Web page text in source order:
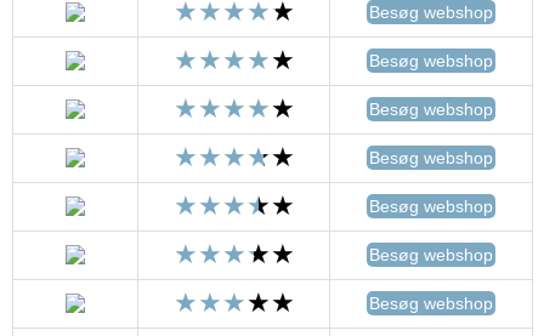
Besøg webshop
Besøg webshop
Besøg webshop
Besøg webshop
Besøg webshop
Besøg webshop
Besøg webshop